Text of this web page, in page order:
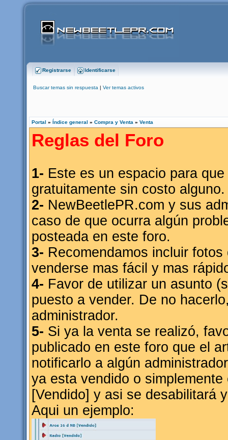
Registrarse Identificarse
Buscar temas sin respuesta | Ver temas activos
Portal » Índice general » Compra y Venta » Venta
Reglas del Foro
1- Este es un espacio para
gratuitamente sin costo alguno.
2- NewBeetlePR.com y sus
caso de que ocurra algún
posteada en este foro.
3- Recomendamos incluir
venderse mas fácil y mas
4- Favor de utilizar un asunto
puesto a vender. De no
administrador.
5- Si ya la venta se realizó,
publicado en este foro que el
notificarlo a algún
ya esta vendido o
[Vendido] y asi se desabilitará
Aqui un ejemplo: